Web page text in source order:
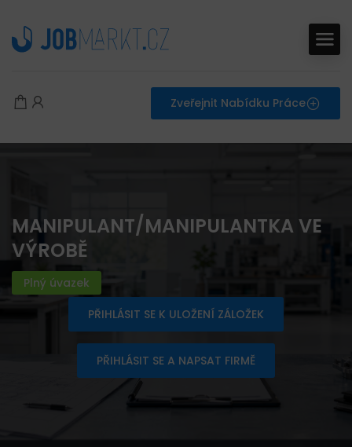
Zveřejnit Nabídku Práce
MANIPULANT/MANIPULANTKA VE
VÝROBĚ
Plný úvazek
PŘIHLÁSIT SE K ULOŽENÍ ZÁLOŽEK
PŘIHLÁSIT SE A NAPSAT FIRMĚ